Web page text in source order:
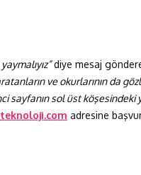
diye mesaj
ve okurlarının da
sayfanın sol üst
adresine